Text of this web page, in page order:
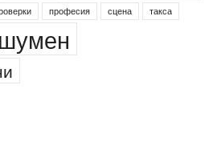
професия сцена такса
шумен